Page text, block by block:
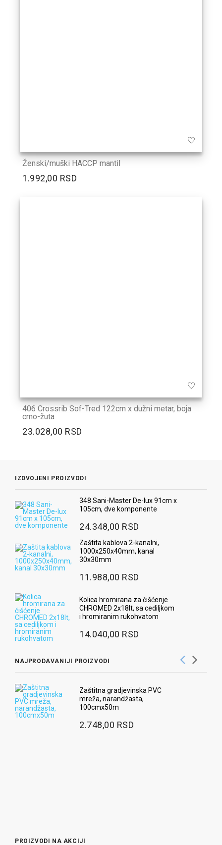
Ženski/muški HACCP mantil
1.992,00 RSD
406 Crossrib Sof-Tred 122cm x dužni metar, boja
crno-žuta
23.028,00 RSD
IZDVOJENI PROIZVODI
348 Sani-Master De-lux 91cm x
105cm, dve komponente
24.348,00 RSD
Zaštita kablova 2-kanalni,
1000x250x40mm, kanal
30x30mm
11.988,00 RSD
Kolica hromirana za čišćenje
CHROMED 2x18lt, sa cediljkom
i hromiranim rukohvatom
14.040,00 RSD
NAJPRODAVANIJI PROIZVODI
Zaštitna gradjevinska PVC
mreža, narandžasta,
100cmx50m
2.748,00 RSD
PROIZVODI NA AKCIJI